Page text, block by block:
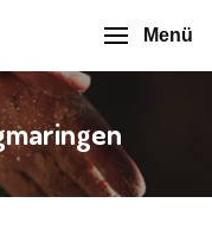
Menü